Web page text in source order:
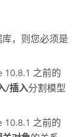
，则您必须是
10.8.1 之前的
/插入分割模型
10.8.1 之前的